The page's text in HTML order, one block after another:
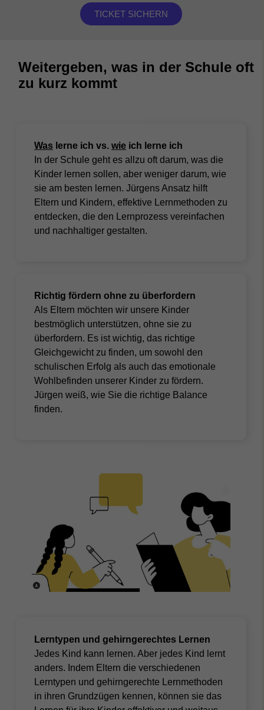
TICKET SICHERN
Weitergeben, was in der Schule oft
zu kurz kommt
Was lerne ich vs.wie ich lerne ich
In der Schule geht es allzu oft darum, was die
Kinder lernen sollen, aber weniger darum, wie
sie am besten lernen. Jürgens Ansatz hilft
Eltern und Kindern,effektive Lernmethoden zu
entdecken, die den Lernprozess vereinfachen
und nachhaltiger gestalten.
Richtig fördern ohne zu überfordern
Als Eltern möchten wir unsere Kinder
bestmöglich unterstützen, ohne sie zu
überfordern. Es ist wichtig, das richtige
Gleichgewicht zu finden, um sowohl den
schulischen Erfolg als auch dasemotionale
Wohlbefinden unserer Kinder zu fördern.
Jürgen weiß, wie Sie die richtige Balance
finden.
Lerntypen und gehirngerechtes Lernen
Jedes Kind kann lernen. Aber jedes Kind lernt
anders. Indem Eltern die verschiedenen
Lerntypen und gehirngerechte Lernmethoden
in ihren Grundzügen kennen, können sie das